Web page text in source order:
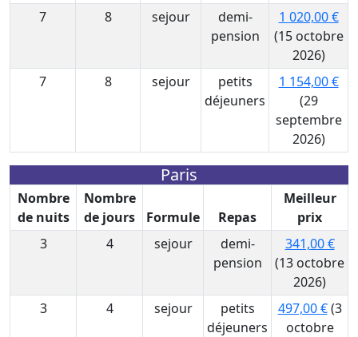
7
8 sejour
demi-
pension
1 020,00 €
(15 octobre
2026)
7
8 sejour
petits
déjeuners
1 154,00 €
(29
septembre
2026)
Paris
Nombre
de nuits
Nombre
de jours
Formule Repas
Meilleur
prix
3
4 sejour
demi-
pension
341,00 €
(13 octobre
2026)
3
4 sejour
petits
déjeuners
497,00 €(3
octobre